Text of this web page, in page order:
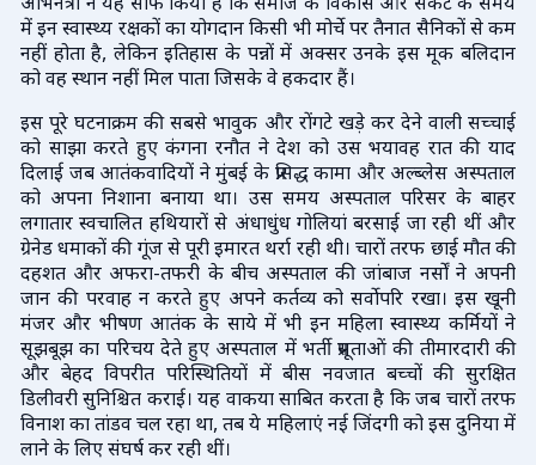
अभिनेत्री ने यह साफ किया है कि समाज के विकास और संकट के समय
में इन स्वास्थ्य रक्षकों का योगदान किसी भी मोर्चे पर तैनात सैनिकों से कम
नहीं होता है, लेकिन इतिहास के पन्नों में अक्सर उनके इस मूक बलिदान
को वह स्थान नहीं मिल पाता जिसके वे हकदार हैं।
इस पूरे घटनाक्रम की सबसे भावुक और रोंगटे खड़े कर देने वाली सच्चाई
को साझा करते हुए कंगना रनौत ने देश को उस भयावह रात की याद
दिलाई जब आतंकवादियों ने मुंबई के प्रसिद्ध कामा और अल्ब्लेस अस्पताल
को अपना निशाना बनाया था। उस समय अस्पताल परिसर के बाहर
लगातार स्वचालित हथियारों से अंधाधुंध गोलियां बरसाई जा रही थीं और
ग्रेनेड धमाकों की गूंज से पूरी इमारत थर्रा रही थी। चारों तरफ छाई मौत की
दहशत और अफरा-तफरी के बीच अस्पताल की जांबाज नर्सों ने अपनी
जान की परवाह न करते हुए अपने कर्तव्य को सर्वोपरि रखा। इस खूनी
मंजर और भीषण आतंक के साये में भी इन महिला स्वास्थ्य कर्मियों ने
सूझबूझ का परिचय देते हुए अस्पताल में भर्ती प्रसूताओं की तीमारदारी की
और बेहद विपरीत परिस्थितियों में बीस नवजात बच्चों की सुरक्षित
डिलीवरी सुनिश्चित कराई। यह वाकया साबित करता है कि जब चारों तरफ
विनाश का तांडव चल रहा था, तब ये महिलाएं नई जिंदगी को इस दुनिया में
लाने के लिए संघर्ष कर रही थीं।